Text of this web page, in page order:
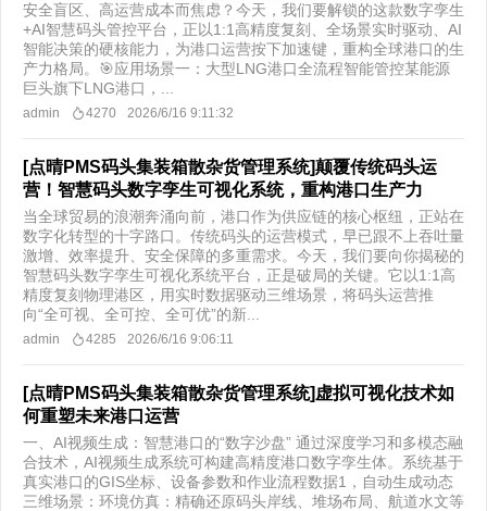
安全盲区、高运营成本而焦虑？今天，我们要解锁的这款数字孪生
+AI智慧码头管控平台，正以1:1高精度复刻、全场景实时驱动、AI
智能决策的硬核能力，为港口运营按下加速键，重构全球港口的生
产力格局。🎯应用场景一：大型LNG港口全流程智能管控某能源
巨头旗下LNG港口，...
admin 4270 2026/6/16 9:11:32
[点晴PMS码头集装箱散杂货管理系统]颠覆传统码头运
营！智慧码头数字孪生可视化系统，重构港口生产力
当全球贸易的浪潮奔涌向前，港口作为供应链的核心枢纽，正站在
数字化转型的十字路口。传统码头的运营模式，早已跟不上吞吐量
激增、效率提升、安全保障的多重需求。今天，我们要向你揭秘的
智慧码头数字孪生可视化系统平台，正是破局的关键。它以1:1高
精度复刻物理港区，用实时数据驱动三维场景，将码头运营推
向“全可视、全可控、全可优”的新...
admin 4285 2026/6/16 9:06:11
[点晴PMS码头集装箱散杂货管理系统]虚拟可视化技术如
何重塑未来港口运营
​一、AI视频生成：智慧港口的“数字沙盘” 通过深度学习和多模态融
合技术，AI视频生成系统可构建高精度港口数字孪生体。系统基于
真实港口的GIS坐标、设备参数和作业流程数据1，自动生成动态
三维场景：环境仿真：精确还原码头岸线、堆场布局、航道水文等